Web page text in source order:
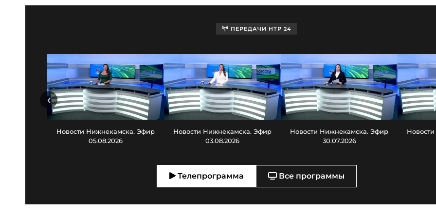
ПЕРЕДАЧИ НТР 24
Новости Нижнекамска. Эфир
05.08.2026
Новости Нижнекамска. Эфир
03.08.2026
Новости Нижнекамска. Эфир
30.07.2026
‹
Телепрограмма Все программы